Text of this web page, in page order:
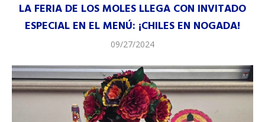
LA FERIA DE LOS MOLES LLEGA CON INVITADO
ESPECIAL EN EL MENÚ: ¡CHILES EN NOGADA!
09/27/2024